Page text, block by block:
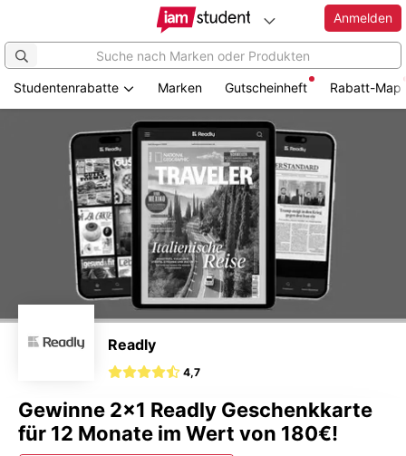
Anmelden
Studentenrabatte Marken Gutscheinheft Rabatt-Map
Readly
4,7
Gewinne 2x1 Readly Geschenkkarte
für 12 Monate im Wert von 180€!